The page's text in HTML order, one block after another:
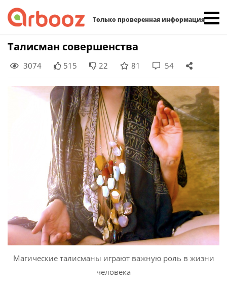
Только проверенная информация
Skip
content
Талисман совершенства
3074 515 22 81 54
Магические талисманы играют важную роль в жизни
человека
Найти: